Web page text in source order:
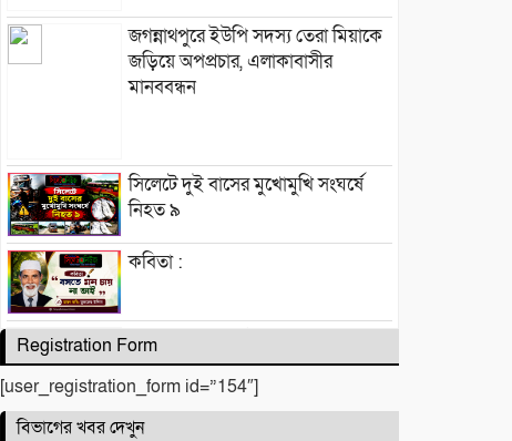
জগন্নাথপুরে ইউপি সদস্য তেরা মিয়াকে
জড়িয়ে অপপ্রচার, এলাকাবাসীর
মানববন্ধন
সিলেটে দুই বাসের মুখোমুখি সংঘর্ষে
নিহত ৯
কবিতা :
টিলা খেকোদের দৌরাত্ম্যে জৈন্তাপুরে
পরিবেশ বিপর্যয়, আতঙ্কে প্রবাসী পরিবার
Registration Form
[user_registration_form id=”154″]
বিভাগের খবর দেখুন